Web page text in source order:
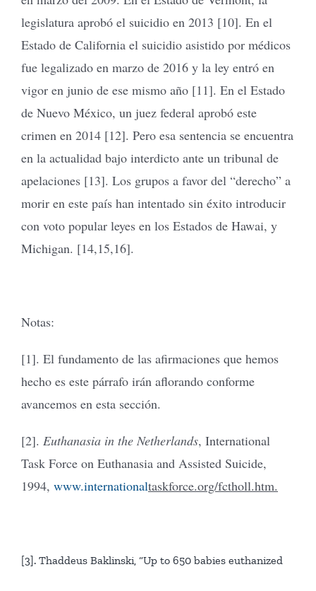
legislatura aprobó el suicidio en 2013 [10]. En el
Estado de California el suicidio asistido por médicos
fue legalizado en marzo de 2016 y la ley entró en
vigor en junio de ese mismo año [11]. En el Estado
de Nuevo México, un juez federal aprobó este
crimen en 2014 [12]. Pero esa sentencia se encuentra
en la actualidad bajo interdicto ante un tribunal de
apelaciones [13]. Los grupos a favor del “derecho” a
morir en este país han intentado sin éxito introducir
con voto popular leyes en los Estados de Hawai, y
Michigan. [14,15,16].
Notas:
[1]. El fundamento de las afirmaciones que hemos
hecho es este párrafo irán aflorando conforme
avancemos en esta sección.
[2]. Euthanasia in the Netherlands, International
Task Force on Euthanasia and Assisted Suicide,
1994, www.internationaltaskforce.org/fctholl.htm.
[3]. Thaddeus Baklinski, “Up to 650 babies euthanized